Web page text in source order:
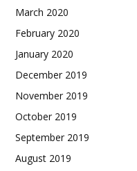
March 2020
February 2020
January 2020
December 2019
November 2019
October 2019
September 2019
August 2019